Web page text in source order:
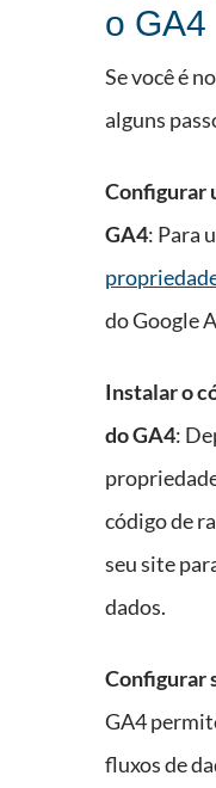
o GA4
Se você é
alguns
Configurar
GA4: Para
do Google
Instalar o
do GA4:
código de
seu site
dados.
Configurar
GA4
fluxos de